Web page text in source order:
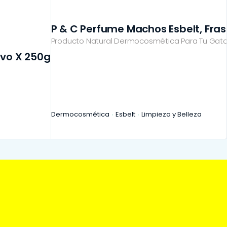
X 250g
Producto Natural Dermocosmética Para Tu
P & C Perfume Machos Esbelt,
Dermocosmética Esbelt Limpieza y Belleza